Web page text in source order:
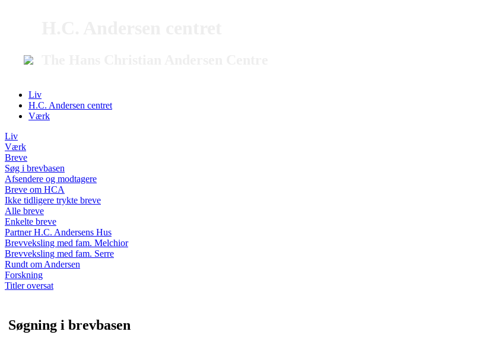
Liv
H.C. Andersen centret
Værk
Liv
Værk
Breve
Søg i brevbasen
Afsendere og modtagere
Breve om HCA
Ikke tidligere trykte breve
Alle breve
Enkelte breve
Partner H.C. Andersens Hus
Brevveksling med fam. Melchior
Brevveksling med fam. Serre
Rundt om Andersen
Forskning
Titler oversat
Søgning i brevbasen